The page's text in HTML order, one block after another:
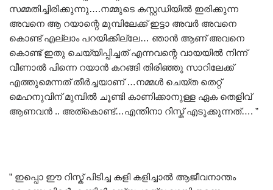
സമ്മതിച്ചിരിക്കുന്നു….നമ്മുടെ കസ്റ്റഡിയിൽ ഇരിക്കുന്ന
അവനെ ആ റയാന്റെ മുമ്പിലേക്ക് ഇട്ടാ അവർ അവനെ
കൊണ്ട് എല്ലാം പറയിക്കില്ലേ… ഞാൻ ആണ് അവനെ
കൊണ്ട് ഇതു ചെയ്യിപ്പിച്ചത് എന്നവന്റെ വായയിൽ നിന്ന്
വീണാൽ പിന്നെ റയാൻ കറങ്ങി തിരിഞ്ഞു സാറിലേക്ക്
എത്തുമെന്നത് തീർച്ചയാണ് …നമ്മൾ ചെയ്ത തെറ്റ്
മെഹനുവിന് മുമ്പിൽ ചൂണ്ടി കാണിക്കാനുള്ള ഏക തെളിവ്
ആണവൻ .. അത്കൊണ്ട്…എന്തിനാ റിസ്ക് എടുക്കുന്നത്…. ”
” ഇപ്പൊ ഈ റിസ്ക് പിടിച്ച കളി കളിച്ചാൽ ആജീവനാന്തം